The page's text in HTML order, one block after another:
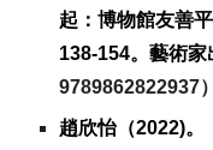
起：博物館友善
138-154。藝術家
9789862822937）
趙欣怡（2022)。